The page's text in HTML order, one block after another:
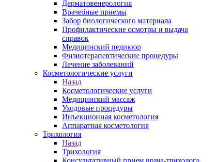
Дерматовенерология
Врачебные приемы
Забор биологического материала
Профилактические осмотры и выдача
справок
Медицинский педикюр
Физиотерапевтические процедуры
Лечение заболеваний
Косметологические услуги
Назад
Косметологические услуги
Медицинский массаж
Уходовые процедуры
Инъекционная косметология
Аппаратная косметология
Трихология
Назад
Трихология
Консультативный прием врача-трихолога